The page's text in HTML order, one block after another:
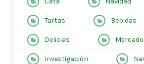
Tartas Bebidas
Delicias Mercado
Investigación